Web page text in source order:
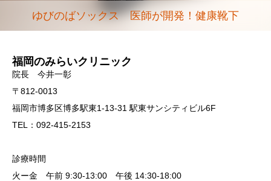
ゆびのばソックス 医師が開発！健康靴下
福岡のみらいクリニック
院長 今井一彰
〒812-0013
福岡市博多区博多駅東1-13-31 駅東サンシティビル6F
TEL：092-415-2153
診療時間
火ー金 午前 9:30-13:00 午後 14:30-18:00